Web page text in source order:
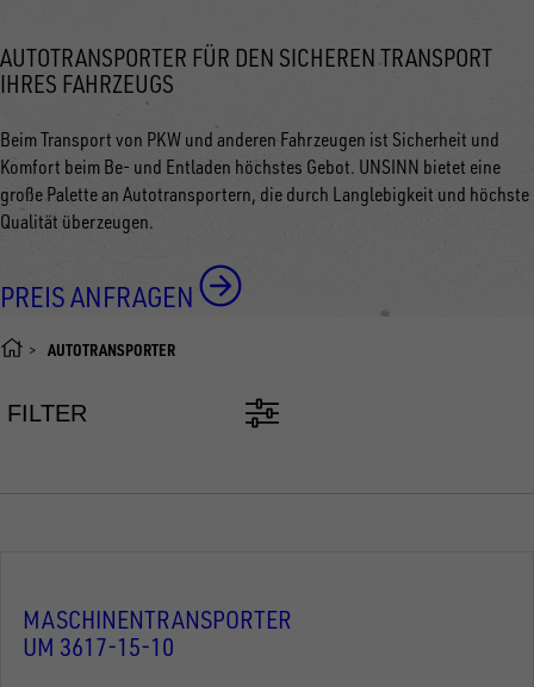
AUTOTRANSPORTER FÜR DEN SICHEREN TRANSPORT
IHRES FAHRZEUGS
Beim Transport von PKW und anderen Fahrzeugen ist Sicherheit und
Komfort beim Be- und Entladen höchstes Gebot. UNSINN bietet eine
große Palette an Autotransportern, die durch Langlebigkeit und höchste
Qualität überzeugen.
PREIS ANFRAGEN
AUTOTRANSPORTER
FILTER
MASCHINENTRANSPORTER
UM 3617-15-10